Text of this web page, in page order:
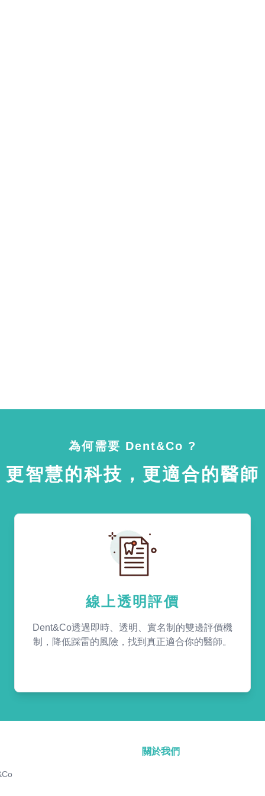
為何需要 Dent&Co ?
更智慧的科技，更適合的醫師
線上透明評價
Dent&Co透過即時、透明、實名制的雙邊評價機
制，降低踩雷的風險，找到真正適合你的醫師。
關於我們